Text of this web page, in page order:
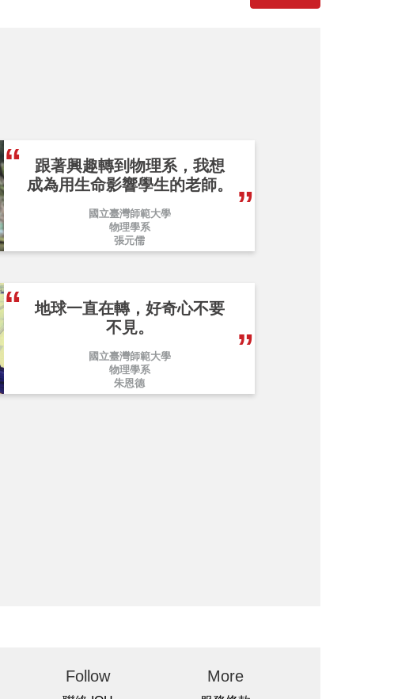
跟著興趣轉到物理系，我想
成為用生命影響學生的老師。
國立臺灣師範大學
物理學系
張元儒
地球一直在轉，好奇心不要
不見。
國立臺灣師範大學
物理學系
朱恩德
Follow More